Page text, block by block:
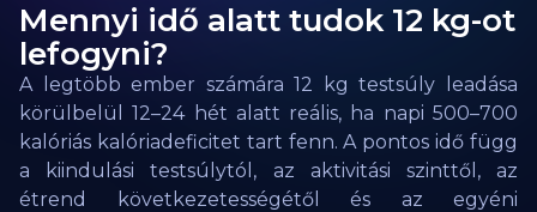
Mennyi idő alatt tudok 12 kg-ot
lefogyni?
A legtöbb ember számára 12 kg testsúly leadása
körülbelül 12–24 hét alatt reális, ha napi 500–700
kalóriás kalóriadeficitet tart fenn. A pontos idő függ
a kiindulási testsúlytól, az aktivitási szinttől, az
étrend következetességétől és az egyéni